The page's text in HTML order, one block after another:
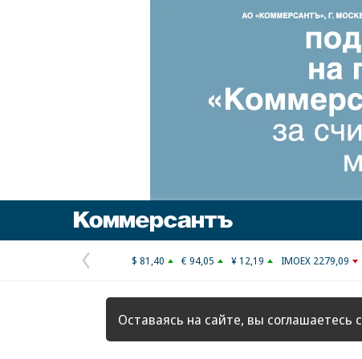
Предыдущая
страница
$ 81,40 € 94,05 ¥ 12,19 IMOEX 2279,09
Оставаясь на сайте, вы соглашаетесь с